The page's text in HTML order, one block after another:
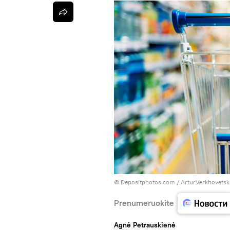
© Depositphotos.com /
Prenumeruokite
Agnė Petrauskienė